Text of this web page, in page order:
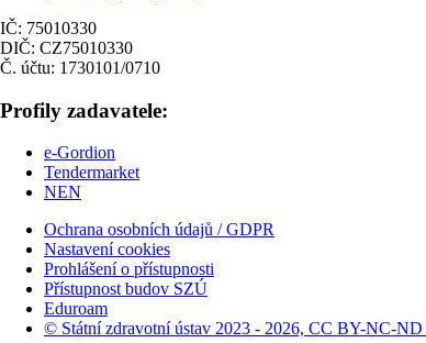
IČ: 75010330
DIČ: CZ75010330
Č. účtu: 1730101/0710
Profily zadavatele:
e-Gordion
Tendermarket
NEN
Ochrana osobních údajů / GDPR
Nastavení cookies
Prohlášení o přístupnosti
Přístupnost budov SZÚ
Eduroam
© Státní zdravotní ústav 2023 - 2026, CC BY-NC-ND